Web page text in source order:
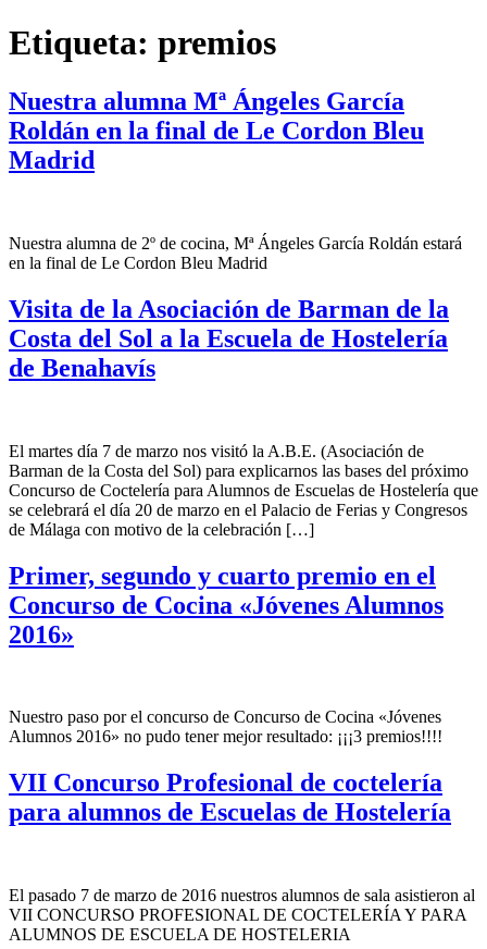
Etiqueta: premios
Nuestra alumna Mª Ángeles García
Roldán en la final de Le Cordon Bleu
Madrid
Nuestra alumna de 2º de cocina, Mª Ángeles García Roldán estará
en la final de Le Cordon Bleu Madrid
Visita de la Asociación de Barman de la
Costa del Sol a la Escuela de Hostelería
de Benahavís
El martes día 7 de marzo nos visitó la A.B.E. (Asociación de
Barman de la Costa del Sol) para explicarnos las bases del próximo
Concurso de Coctelería para Alumnos de Escuelas de Hostelería que
se celebrará el día 20 de marzo en el Palacio de Ferias y Congresos
de Málaga con motivo de la celebración […]
Primer, segundo y cuarto premio en el
Concurso de Cocina «Jóvenes Alumnos
2016»
Nuestro paso por el concurso de Concurso de Cocina «Jóvenes
Alumnos 2016» no pudo tener mejor resultado: ¡¡¡3 premios!!!!
VII Concurso Profesional de coctelería
para alumnos de Escuelas de Hostelería
El pasado 7 de marzo de 2016 nuestros alumnos de sala asistieron al
VII CONCURSO PROFESIONAL DE COCTELERÍA Y PARA
ALUMNOS DE ESCUELA DE HOSTELERIA